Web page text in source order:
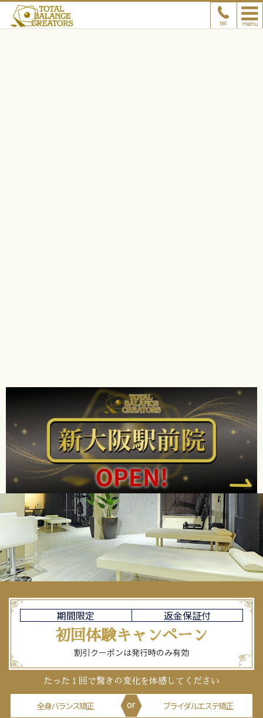
期間限定 返金保証付
初回体験キャンペーン
割引クーポンは発行時のみ有効
たった１回で驚きの変化を体感してください
全身バランス矯正 ブライダルエステ矯正